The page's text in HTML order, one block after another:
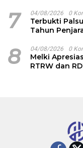
7 04/08/2026 0
Terbukti
Tahun
8 04/08/2026 0
Melki
RTRW dan